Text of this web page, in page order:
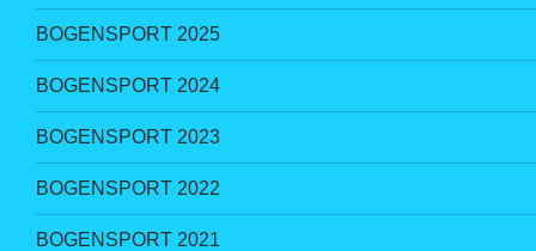
BOGENSPORT 2025
BOGENSPORT 2024
BOGENSPORT 2023
BOGENSPORT 2022
BOGENSPORT 2021